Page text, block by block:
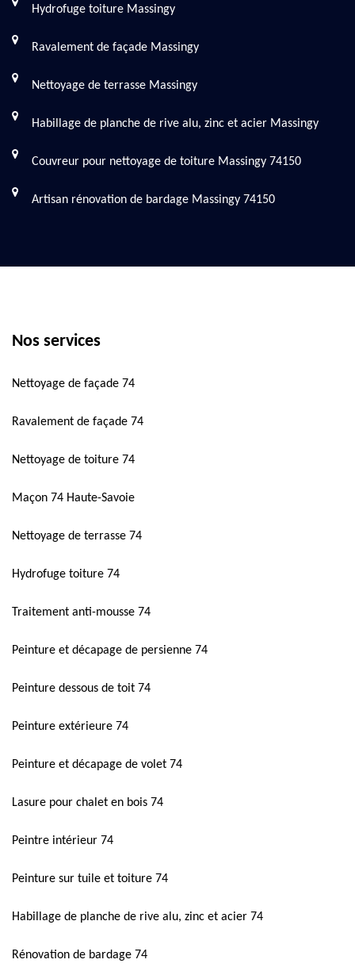
Hydrofuge toiture Massingy
Ravalement de façade Massingy
Nettoyage de terrasse Massingy
Habillage de planche de rive alu, zinc et acier Massingy
Couvreur pour nettoyage de toiture Massingy 74150
Artisan rénovation de bardage Massingy 74150
Nos services
Nettoyage de façade 74
Ravalement de façade 74
Nettoyage de toiture 74
Maçon 74 Haute-Savoie
Nettoyage de terrasse 74
Hydrofuge toiture 74
Traitement anti-mousse 74
Peinture et décapage de persienne 74
Peinture dessous de toit 74
Peinture extérieure 74
Peinture et décapage de volet 74
Lasure pour chalet en bois 74
Peintre intérieur 74
Peinture sur tuile et toiture 74
Habillage de planche de rive alu, zinc et acier 74
Rénovation de bardage 74